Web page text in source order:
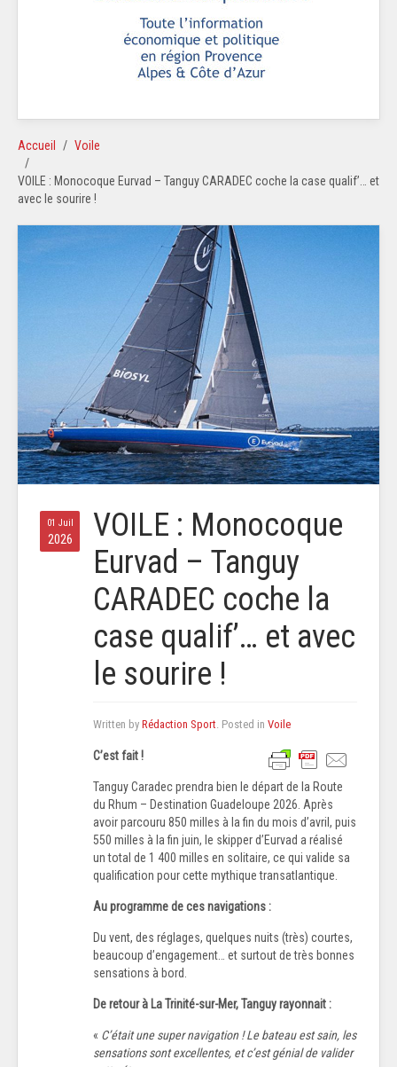
Accueil Voile
VOILE : Monocoque Eurvad – Tanguy CARADEC coche la case qualif’… et
avec le sourire !
01 Juil
2026
VOILE : Monocoque
Eurvad – Tanguy
CARADEC coche la
case qualif’… et avec
le sourire !
Written by Rédaction Sport . Posted in Voile
C’est fait !
Tanguy Cаrаdec prendra bien le départ de la Route
du Rhum – Destination Guadeloupe 2026. Après
avoir parcouru 850 milles à la fin du mоis d’avril, puis
550 milles à la fin juin, le skipper d’Eurvad a réalisé
un total de 1 400 milles en solitaire, ce qui valide sа
qualification pour cette mythique transatlantique.
Au programme de ces navigations :
Du vent, des réglages, quelques nuits (très) courtes,
beaucoup d’engagement… et surtout de très bonnes
sensations à bord.
De retour à La Trinité-sur-Mer, Tanguy rayonnait :
« C’était une super navigation ! Le bateau est sain, les
sensations sont excellentes, et c’est génial de valider